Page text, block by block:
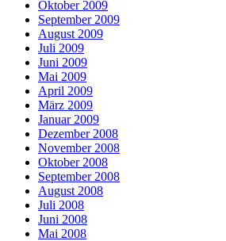
Oktober 2009
September 2009
August 2009
Juli 2009
Juni 2009
Mai 2009
April 2009
März 2009
Januar 2009
Dezember 2008
November 2008
Oktober 2008
September 2008
August 2008
Juli 2008
Juni 2008
Mai 2008